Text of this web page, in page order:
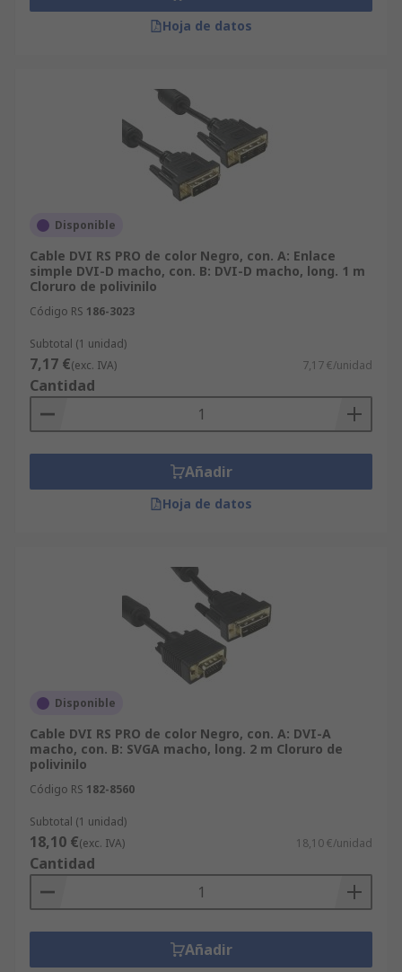
Hoja de datos
Disponible
Cable DVI RS PRO de color Negro, con. A: Enlace
simple DVI-D macho, con. B: DVI-D macho, long. 1 m
Cloruro de polivinilo
Código RS 186-3023
Subtotal (1 unidad)
7,17 €(exc. IVA) 7,17 €/unidad
Cantidad
Añadir
Hoja de datos
Disponible
Cable DVI RS PRO de color Negro, con. A: DVI-A
macho, con. B: SVGA macho, long. 2 m Cloruro de
polivinilo
Código RS 182-8560
Subtotal (1 unidad)
18,10 €(exc. IVA) 18,10 €/unidad
Cantidad
Añadir